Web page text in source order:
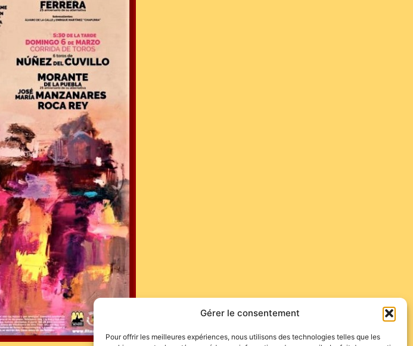
Gérer le consentement
Pour offrir les meilleures expériences, nous utilisons des technologies telles que les